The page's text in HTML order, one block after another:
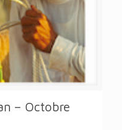
– Octobre